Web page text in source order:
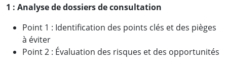
1 : Analyse de dossiers de consultation
Point 1 : Identification des points clés et des pièges
à éviter
Point 2 : Évaluation des risques et des opportunités